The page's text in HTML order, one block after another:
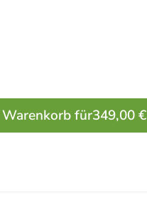
Warenkorb für349,00 €